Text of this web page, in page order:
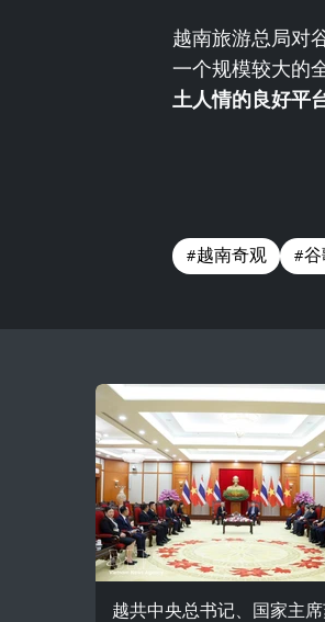
越南旅游总局对
一个规模较大的
土人情的良好平
#越南奇观 #
越共中央总书记、国家主